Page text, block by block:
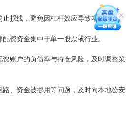
损线，避免因杠杆效应导致本金全损。
资资金集中于单一股票或行业。
账户的负债率与持仓风险，及时调整策
、资金被挪用等问题，及时向本地公安